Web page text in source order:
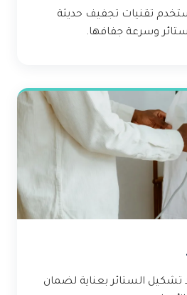
تقنيات تجفيف حديثة
وسرعة جفافها.
تشكيل الستائر بعناية لضمان